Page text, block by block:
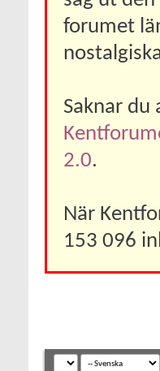
forumet
Saknar du
2.0.
När
153 096